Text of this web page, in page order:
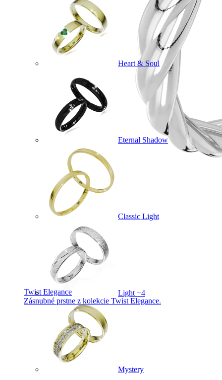
Twist Elegance
Zásnubné prstne z kolekcie Twist Elegance.
Heart & Soul
Eternal Shadow
Classic Light
Light +4
Mystery